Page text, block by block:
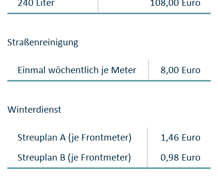
240 Liter 108,00 Euro
Straßenreinigung
Einmal wöchentlich je Meter 8,00 Euro
Winterdienst
Streuplan A (je Frontmeter)
1,46 Euro
Streuplan B (je Frontmeter)
0,98 Euro